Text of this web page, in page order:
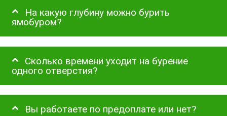
На какую глубину можно бурить
ямобуром?
Сколько времени уходит на бурение
одного отверстия?
Вы работаете по предоплате или нет?